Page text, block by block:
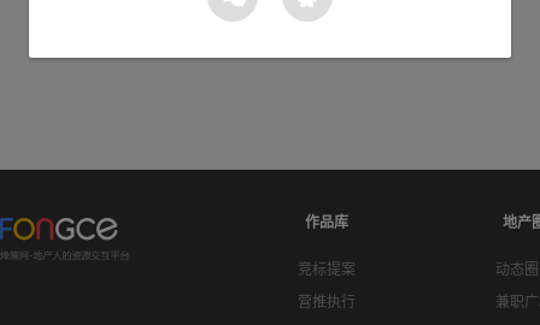
作品库
竞标提案
营推执行
地产
动态
兼职